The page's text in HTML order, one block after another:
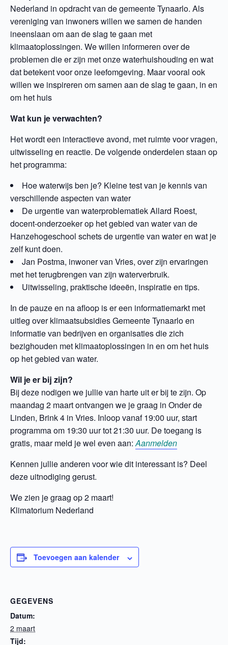
Nederland in opdracht van de gemeente Tynaarlo. Als
vereniging van inwoners willen we samen de handen
ineenslaan om aan de slag te gaan met
klimaatoplossingen. We willen informeren over de
problemen die er zijn met onze waterhuishouding en wat
dat betekent voor onze leefomgeving. Maar vooral ook
willen we inspireren om samen aan de slag te gaan, in en
om het huis
Wat kun je verwachten?
Het wordt een interactieve avond, met ruimte voor vragen,
uitwisseling en reactie. De volgende onderdelen staan op
het programma:
Hoe waterwijs ben je? Kleine test van je kennis van
verschillende aspecten van water
De urgentie van waterproblematiek Allard Roest,
docent-onderzoeker op het gebied van water van de
Hanzehogeschool schets de urgentie van water en wat je
zelf kunt doen.
Jan Postma, inwoner van Vries, over zijn ervaringen
met het terugbrengen van zijn waterverbruik.
Uitwisseling, praktische ideeën, inspiratie en tips.
In de pauze en na afloop is er een informatiemarkt met
uitleg over klimaatsubsidies Gemeente Tynaarlo en
informatie van bedrijven en organisaties die zich
bezighouden met klimaatoplossingen in en om het huis
op het gebied van water.
Wil je er bij zijn?
Bij deze nodigen we jullie van harte uit er bij te zijn. Op
maandag 2 maart ontvangen we je graag in Onder de
Linden, Brink 4 in Vries. Inloop vanaf 19:00 uur, start
programma om 19:30 uur tot 21:30 uur. De toegang is
gratis, maar meld je wel even aan:Aanmelden
Kennen jullie anderen voor wie dit interessant is? Deel
deze uitnodiging gerust.
We zien je graag op 2 maart!
Klimatorium Nederland
Toevoegen aan kalender
GEGEVENS
Datum:
2 maart
Tijd: